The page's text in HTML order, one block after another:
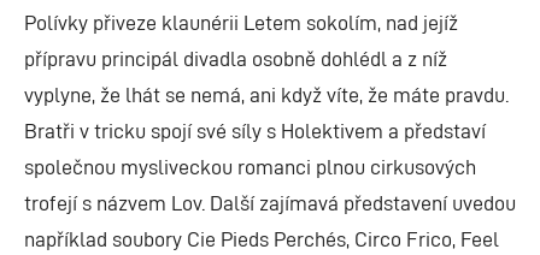
Polívky přiveze klaunérii Letem sokolím, nad jejíž
přípravu principál divadla osobně dohlédl a z níž
vyplyne, že lhát se nemá, ani když víte, že máte pravdu.
Bratři v tricku spojí své síly s Holektivem a představí
společnou mysliveckou romanci plnou cirkusových
trofejí s názvem Lov. Další zajímavá představení uvedou
například soubory Cie Pieds Perchés, Circo Frico, Feel